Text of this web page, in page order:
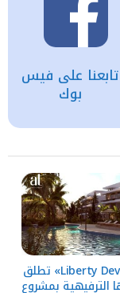
تابعنا على فيس
بوك
«Liberty Developments» تطلق
الترفيهية بمشروع